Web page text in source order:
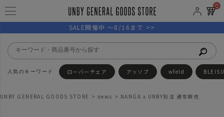
0
SALE開催中 ～8/16まで >>
ローバーチェア アッソブ wfeld
UNBY GENERAL GOODS STORE news NANGA x UNBY別注 通常販売